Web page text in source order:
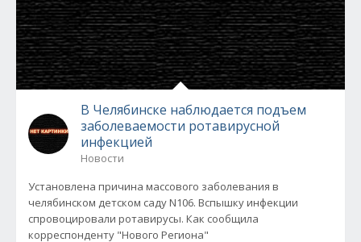
В Челябинске наблюдается подъем
заболеваемости ротавирусной
инфекцией
Новости
Установлена причина массового заболевания в
челябинском детском саду N106. Вспышку инфекции
спровоцировали ротавирусы. Как сообщила
корреспонденту "Нового Региона"